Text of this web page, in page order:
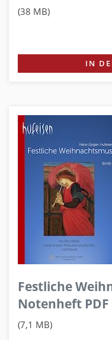
(38 MB)
IN
Festliche
Notenheft
(7,1 MB)